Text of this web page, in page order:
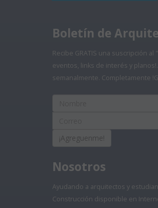
Boletín de
Recibe GRATIS una suscripción
eventos, links de interés y
semanalmente. Completamente
¡Agreguenme!
Nosotros
Ayudando a arquitectos y
Construcción disponible en